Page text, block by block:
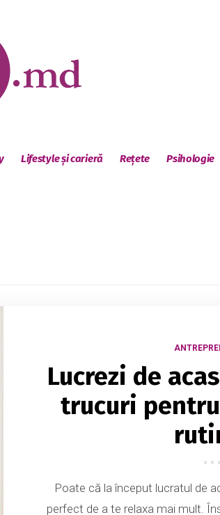
Lifestyle și carieră Rețete Psihologie
Lucrezi de
trucuri
Poate că la început lucratul de
perfect de a te relaxa mai mult.